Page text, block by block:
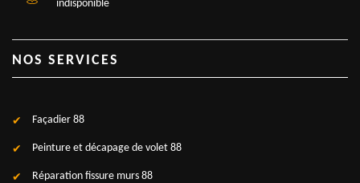
indisponible
NOS SERVICES
Façadier 88
Peinture et décapage de volet 88
Réparation fissure murs 88